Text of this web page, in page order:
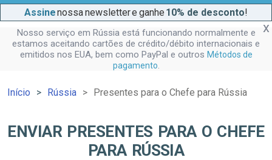
Assinenossa newsletter e ganhe 10% de desconto!
Nosso serviço em Rússia está funcionando normalmente e
estamos aceitando cartões de crédito/débito internacionais e
emitidos nos EUA, bem como PayPal e outros Métodos de
pagamento.
Início Rússia Presentes para o Chefe para Rússia
ENVIAR PRESENTES PARA O CHEFE
PARA RÚSSIA